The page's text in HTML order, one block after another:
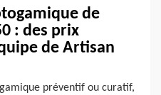
de
: des prix
de Artisan
préventif ou curatif,